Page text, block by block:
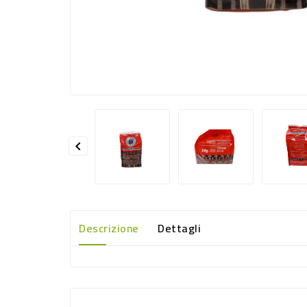

Descrizione Dettagli